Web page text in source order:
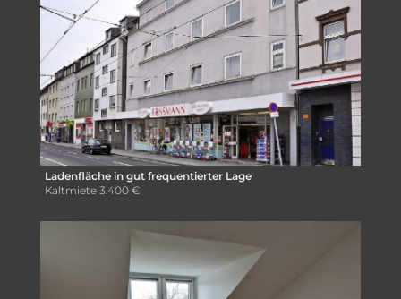
Ladenfläche in gut frequentierter Lage
Kaltmiete 3.400 €